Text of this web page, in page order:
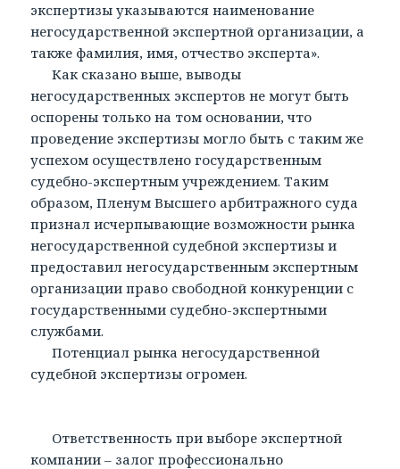
экспертизы указываются наименование
негосударственной экспертной организации, а
также фамилия, имя, отчество эксперта».
Как сказано выше, выводы
негосударственных экспертов не могут быть
оспорены только на том основании, что
проведение экспертизы могло быть с таким же
успехом осуществлено государственным
судебно-экспертным учреждением. Таким
образом, Пленум Высшего арбитражного суда
признал исчерпывающие возможности рынка
негосударственной судебной экспертизы и
предоставил негосударственным экспертным
организации право свободной конкуренции с
государственными судебно-экспертными
службами.
Потенциал рынка негосударственной
судебной экспертизы огромен.
Ответственность при выборе экспертной
компании – залог профессионально